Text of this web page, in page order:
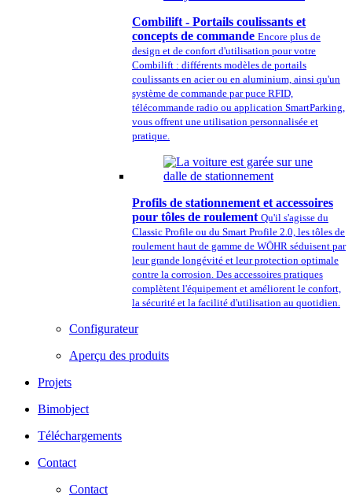
Combilift - Portails coulissants et
concepts de commande Encore plus de
design et de confort d'utilisation pour votre
Combilift : différents modèles de portails
coulissants en acier ou en aluminium, ainsi qu'un
système de commande par puce RFID,
télécommande radio ou application SmartParking,
vous offrent une utilisation personnalisée et
pratique.
Profils de stationnement et accessoires
pour tôles de roulement Qu'il s'agisse du
Classic Profile ou du Smart Profile 2.0, les tôles de
roulement haut de gamme de WÖHR séduisent par
leur grande longévité et leur protection optimale
contre la corrosion. Des accessoires pratiques
complètent l'équipement et améliorent le confort,
la sécurité et la facilité d'utilisation au quotidien.
Configurateur
Aperçu des produits
Projets
Bimobject
Téléchargements
Contact
Contact